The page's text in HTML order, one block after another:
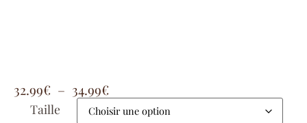
32.99€ – 34.99€
Taille